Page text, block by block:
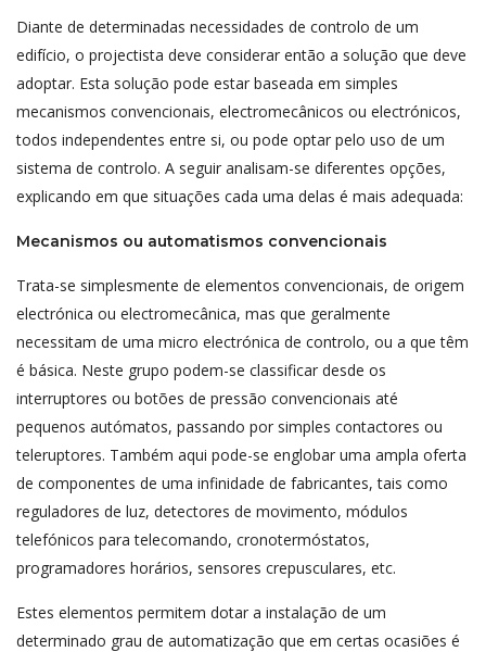
Diante de determinadas necessidades de controlo de um
edifício, o projectista deve considerar então a solução que deve
adoptar. Esta solução pode estar baseada em simples
mecanismos convencionais, electromecânicos ou electrónicos,
todos independentes entre si, ou pode optar pelo uso de um
sistema de controlo. A seguir analisam-se diferentes opções,
explicando em que situações cada uma delas é mais adequada:
Mecanismos ou automatismos convencionais
Trata-se simplesmente de elementos convencionais, de origem
electrónica ou electromecânica, mas que geralmente
necessitam de uma micro electrónica de controlo, ou a que têm
é básica. Neste grupo podem-se classificar desde os
interruptores ou botões de pressão convencionais até
pequenos autómatos, passando por simples contactores ou
teleruptores. Também aqui pode-se englobar uma ampla oferta
de componentes de uma infinidade de fabricantes, tais como
reguladores de luz, detectores de movimento, módulos
telefónicos para telecomando, cronotermóstatos,
programadores horários, sensores crepusculares, etc.
Estes elementos permitem dotar a instalação de um
determinado grau de automatização que em certas ocasiões é